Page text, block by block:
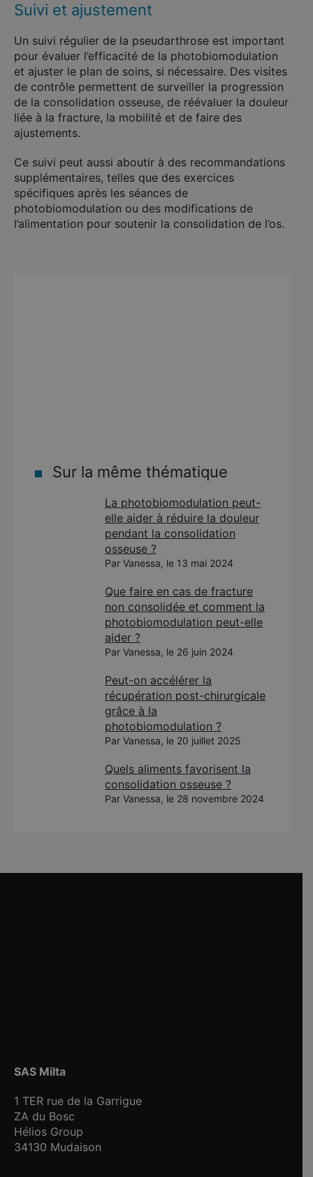
Suivi et ajustement
Un suivi régulier de la pseudarthrose est important
pour évaluer l’efficacité de la photobiomodulation
et ajuster le plan de soins, si nécessaire. Des visites
de contrôle permettent de surveiller la progression
de la consolidation osseuse, de réévaluer la douleur
liée à la fracture, la mobilité et de faire des
ajustements.
Ce suivi peut aussi aboutir à des recommandations
supplémentaires, telles que des exercices
spécifiques après les séances de
photobiomodulation ou des modifications de
l’alimentation pour soutenir la consolidation de l’os.
Sur la même thématique
La photobiomodulation peut-
elle aider à réduire la douleur
pendant la consolidation
osseuse ?
Par Vanessa, le 13 mai 2024
Que faire en cas de fracture
non consolidée et comment la
photobiomodulation peut-elle
aider ?
Par Vanessa, le 26 juin 2024
Peut-on accélérer la
récupération post-chirurgicale
grâce à la
photobiomodulation ?
Par Vanessa, le 20 juillet 2025
Quels aliments favorisent la
consolidation osseuse ?
Par Vanessa, le 28 novembre 2024
SAS Milta
1 TER rue de la Garrigue
ZA du Bosc
Hélios Group
34130 Mudaison